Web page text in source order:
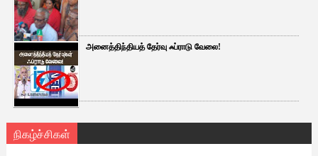
அனைத்திந்தியத் தேர்வு ஃப்ராடு வேலை!
நிகழ்ச்சிகள்